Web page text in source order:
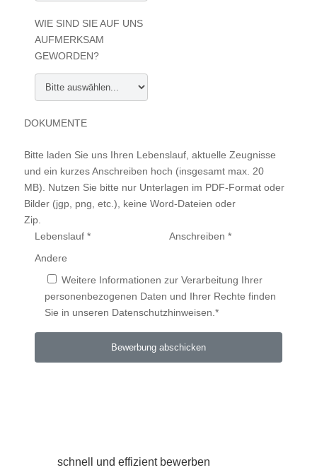
WIE SIND SIE AUF UNS
AUFMERKSAM
GEWORDEN?
DOKUMENTE
Bitte laden Sie uns Ihren Lebenslauf, aktuelle Zeugnisse
und ein kurzes Anschreiben hoch (insgesamt max. 20
MB). Nutzen Sie bitte nur Unterlagen im PDF-Format oder
Bilder (jgp, png, etc.), keine Word-Dateien oder
Zip.
Lebenslauf *
Anschreiben *
Andere
Weitere Informationen zur Verarbeitung Ihrer
personenbezogenen Daten und Ihrer Rechte finden
Sie in unseren Datenschutzhinweisen.*
schnell und effizient bewerben